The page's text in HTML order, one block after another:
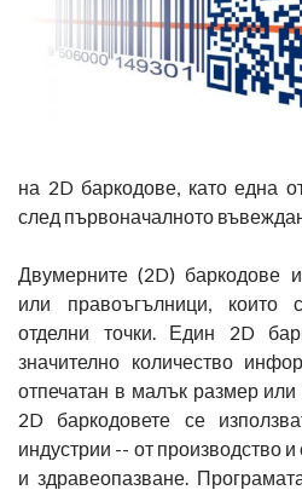
на 2D баркодове, като една
след първоначалното
Двумерните (2D) баркодове
или правоъгълници, които
отделни точки. Един 2D
значително количество
отпечатан в малък размер или
2D баркодовете се
индустрии -- от производство
и здравеопазване.